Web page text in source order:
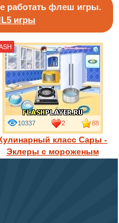
работать флеш игры.
игры
класс Сары -
Эклеры с мороженым
10337 2 88